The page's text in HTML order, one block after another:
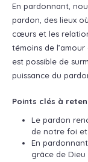
En pardonnant,
pardon, des lieux
cœurs et les
témoins de l’amour
est possible de
puissance du
Points clés à
Le pardon
de notre foi et
En
grâce de Dieu